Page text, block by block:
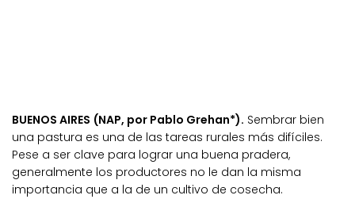
BUENOS AIRES (NAP, por Pablo Grehan*). Sembrar bien
una pastura es una de las tareas rurales más difíciles.
Pese a ser clave para lograr una buena pradera,
generalmente los productores no le dan la misma
importancia que a la de un cultivo de cosecha.